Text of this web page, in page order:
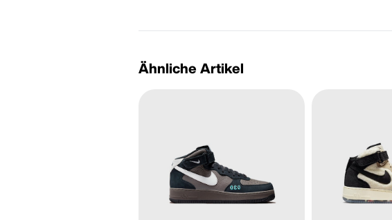
Ähnliche Artikel